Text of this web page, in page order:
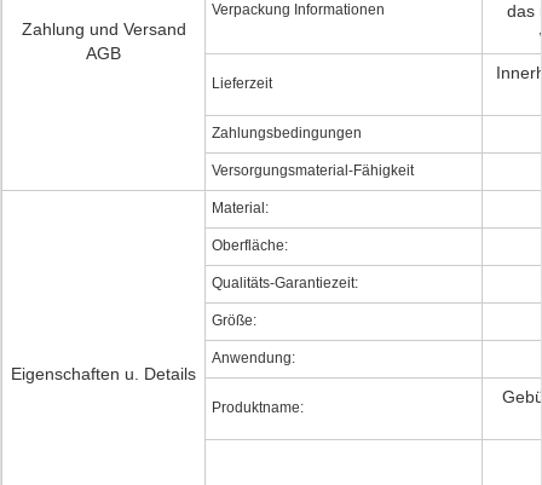
Zahlung und Versand
AGB
Verpackung Informationen
das
Lieferzeit
Zahlungsbedingungen
Versorgungsmaterial-Fähigkeit
Eigenschaften u. Details
Material:
Oberfläche:
Qualitäts-Garantiezeit:
Größe:
Anwendung:
Produktname: